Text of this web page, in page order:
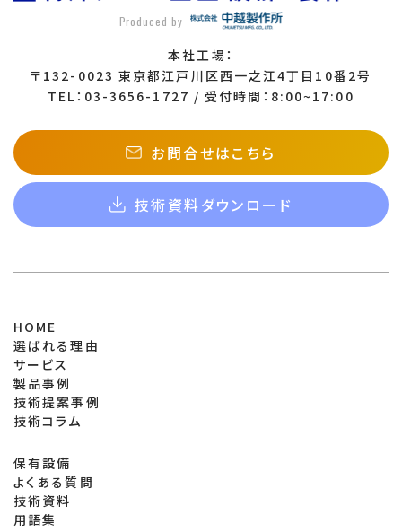
Produced by
本社工場：
〒132-0023 東京都江戸川区西一之江4丁目10番2号
TEL：03-3656-1727 / 受付時間：8:00~17:00
お問合せはこちら
技術資料ダウンロード
HOME
選ばれる理由
サービス
製品事例
技術提案事例
技術コラム
保有設備
よくある質問
技術資料
用語集